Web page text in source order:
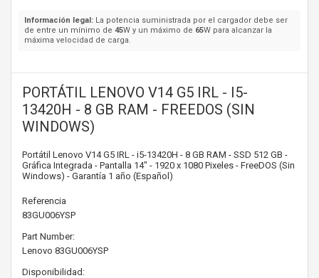
Información legal: La potencia suministrada por el cargador debe ser
de entre un mínimo de 45W y un máximo de 65W para alcanzar la
máxima velocidad de carga.
PORTÁTIL LENOVO V14 G5 IRL - I5-
13420H - 8 GB RAM - FREEDOS (SIN
WINDOWS)
Portátil Lenovo V14 G5 IRL - i5-13420H - 8 GB RAM - SSD 512 GB -
Gráfica Integrada - Pantalla 14" - 1920 x 1080 Pixeles - FreeDOS (Sin
Windows) - Garantía 1 año (Español)
Referencia
83GU006YSP
Part Number:
Lenovo 83GU006YSP
Disponibilidad: